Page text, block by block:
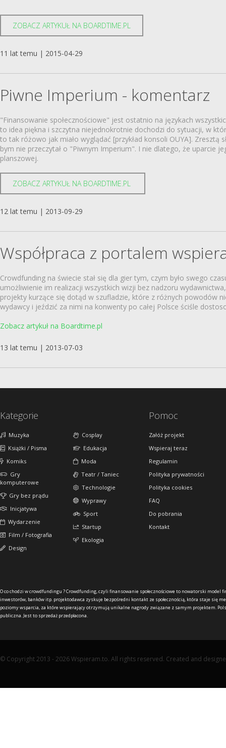
ZOBACZ ARTYKUŁ NA BOARDTIME.PL
11 lat temu | 2015-04-29
Piwne Imperium - komentarz
"Finansowanie społecznościowe" jest ostatnio na językach
to idea piękna i szczytna niejednokrotnie dochodzi do sytuacji, w
to tak różowo jak miało wyglądać [przykład konsoli OUYA]. Zresztą
bym nie przeczytał o "Piwnym Imperium". I nie dlatego, że uparcie
planszowej.
ZOBACZ ARTYKUŁ NA BOARDTIME.PL
12 lat temu | 2013-09-29
Współpraca z portalem
Crowdfunding na świecie stał się dla gier tym, czym było swego
umożliwienie im realizacji wszystkich wizji bez nadzoru
projekty kurzące się dotąd w szufladzie, które z różnych powodów
wydawcy i jeździć za nimi na konwenty po całej Polsce ściśle
Zobacz artykuł na Boardtime.pl
13 lat temu | 2013-07-03
Kategorie
Muzyka
Książki / Pisma
Komiks
Gry
komputerowe
Gry bez prądu
Inicjatywa
Wydarzenie
Film / Fotografia
Design
Cosplay
Edukacja
Moda
Teatr / Taniec
Technologie
Wyprawy
Sport
Startup
Ekologia
Pomoc
Załóż projekt
Wspieraj teraz
Regulamin
Polityka prywatności
Polityka cookies
FAQ
Do pobrania
Kontakt
O co chodzi w crowdfundingu ?Crowdfunding, czyli finansowanie społecznościowe to nowatorski model
inwestorów, banków itp. projektodawca zyskuje bezpośredni kontakt ze społecznością, która staje się
poziomy wsparcia, za które wspierający otrzymują unikalne nagrody związane z samym projektem.
publiczna. Jest to sprzedaż przedpłacona.
© Copyright 2013 - 2026 Wspieram.to. All rights reserved. Created and